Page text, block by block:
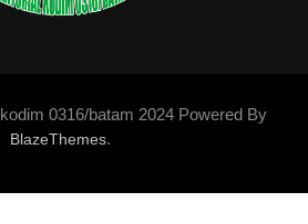
0316/batam 2024 Powered By
BlazeThemes.